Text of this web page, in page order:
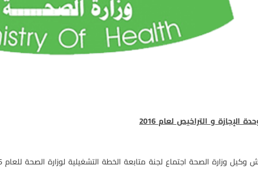
و التراخيص لعام 2016
الصحة اجتماع لجنة متابعة الخطة التشغيلية لوزارة الصحة للعام 2016 , لمناقشة خطة وحدة الإجازة و التراخيص.